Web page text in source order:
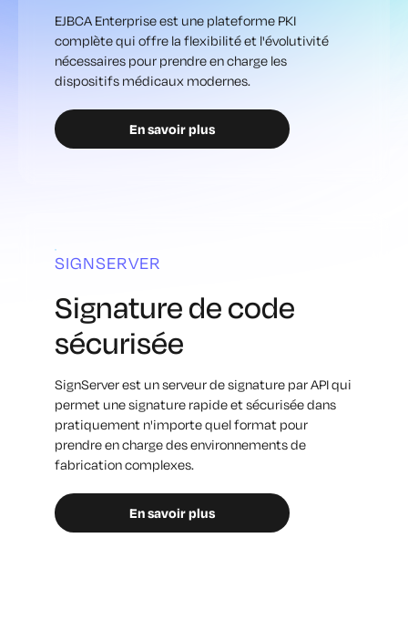
EJBCA Enterprise est une plateforme PKI
complète qui offre la flexibilité et l'évolutivité
nécessaires pour prendre en charge les
dispositifs médicaux modernes.
En savoir plus
SIGNSERVER
Signature de code
sécurisée
SignServer est un serveur de signature par API qui
permet une signature rapide et sécurisée dans
pratiquement n'importe quel format pour
prendre en charge des environnements de
fabrication complexes.
En savoir plus